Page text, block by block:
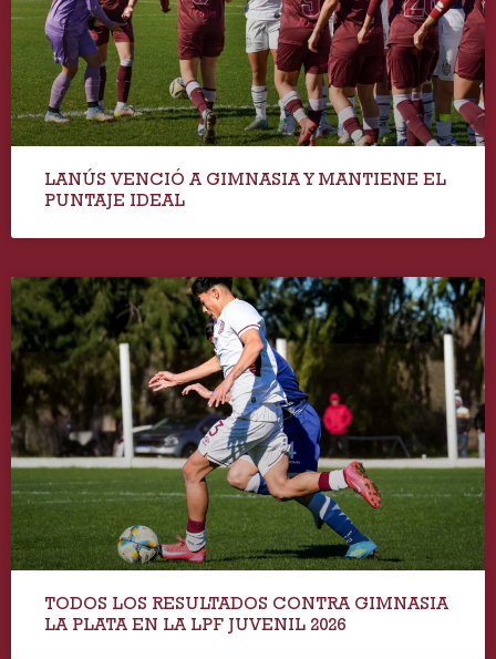
LANÚS VENCIÓ A GIMNASIA Y MANTIENE EL
PUNTAJE IDEAL
TODOS LOS RESULTADOS CONTRA GIMNASIA
LA PLATA EN LA LPF JUVENIL 2026